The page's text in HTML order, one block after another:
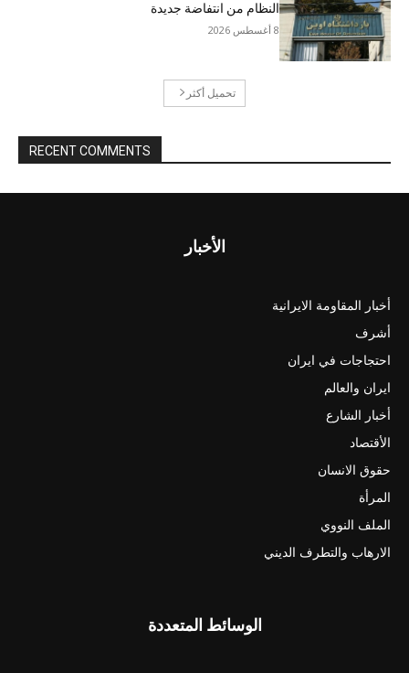
النظام من انتفاضة جديدة
8 أغسطس 2026
تحميل أكثر
RECENT COMMENTS
الأخبار
أخبار المقاومة الايرانية
أشرف
احتجاجات في ايران
ايران والعالم
أخبار الشارع
الأقتصاد
حقوق الانسان
المرأة
الملف النووي
الارهاب والتطرف الديني
الوسائط المتعددة